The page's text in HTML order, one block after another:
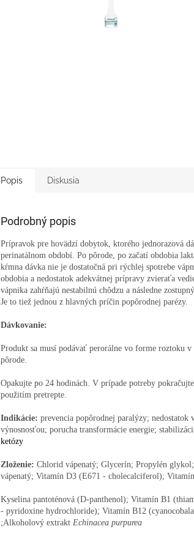
Popis Diskusia
Podrobný popis
Prípravok pre hovädzí dobytok, ktorého jednorazová
perinatálnom období. Po pôrode, po začatí obdobia
kŕmna dávka nie je dostatočná pri rýchlej spotrebe
obdobia a nedostatok adekvátnej prípravy zvieraťa
vápnika zahŕňajú nestabilnú chôdzu a následne
Je to tiež jednou z hlavných príčin popôrodnej parézy.
Dávkovanie:
​Produkt sa musí podávať perorálne vo forme roztoku
pôrode.
Opakujte po 24 hodinách. V prípade potreby
použitím pretrepte.
Indikácie: prevencia popôrodnej paralýzy; nedostatok
výnosnosťou; porucha transformácie energie;
ketózy
Zloženie: Chlorid vápenatý; Glycerín; Propylén
vápenatý; Vitamín D3 (E671 - cholecalciferol);
Kyselina pantoténová (D-panthenol); Vitamín B1
- pyridoxine hydrochloride); Vitamín B12
;Alkoholový extrakt Echinacea purpurea